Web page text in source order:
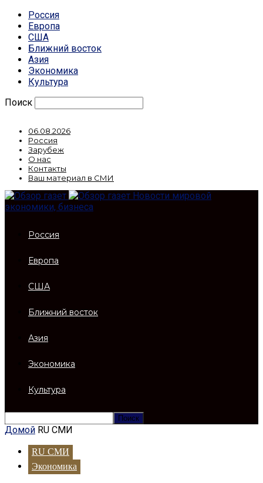
Россия
Европа
США
Ближний восток
Азия
Экономика
Культура
Поиск
06.08.2026
Россия
Зарубеж
О нас
Контакты
Ваш материал в СМИ
Новости мировой
экономики, бизнеса
Россия
Европа
США
Ближний восток
Азия
Экономика
Культура
Домой RU СМИ
RU СМИ
Экономика